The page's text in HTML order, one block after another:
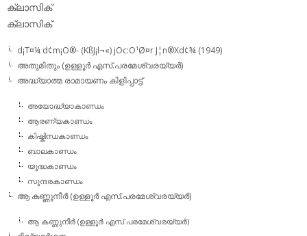
ക്ലാസിക്‌
ക്ലാസിക്
d¡T¤¼ d¢m¡O®- (KßJ¡l¬«) jOc:O¹Ø¤r J¦n®Xd¢¾ (1949)
അതുമിതും (ഉള്ളൂര്‍ എസ്.പരമേശ്വരയ്യര്‍)
അദ്ധ്യാത്മ രാമായണം കിളിപ്പാട്ട്‌
അയോദ്ധ്യാകാണ്ഡം
ആരണ്യകാണ്ഡം
കിഷ്കിന്ധകാണ്ഡം
ബാലകാണ്ഡം
യൂദ്ധകാണ്ഡം
സുന്ദരകാണ്ഡം
ആ കണ്ണുനീര്‍ (ഉള്ളൂര്‍ എസ്.പരമേശ്വരയ്യര്‍)
ആ കണ്ണുനീര്‍ (ഉള്ളൂര്‍ എസ്.പരമേശ്വരയ്യര്‍)